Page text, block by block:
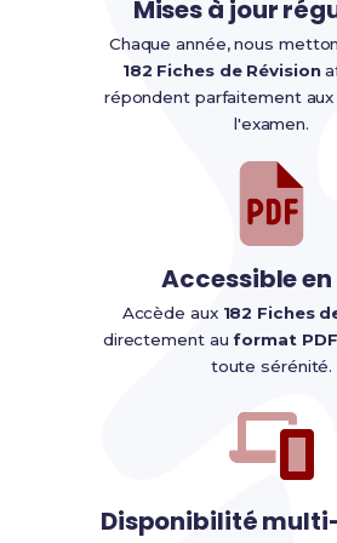
Mises à jour
Chaque année, nous
182 Fiches de Révision
répondent parfaitement
l'examen.
Accessible en
Accède aux 182 Fiches
directement auformat PDF
toute sérénité.
Disponibilité